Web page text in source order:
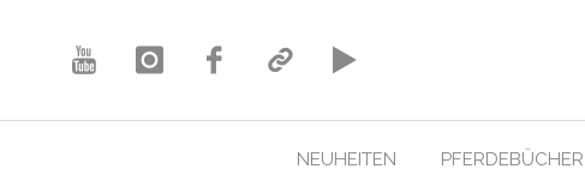
NEUHEITEN PFERDEBÜCHER